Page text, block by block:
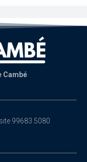
Cambé
99683.5080